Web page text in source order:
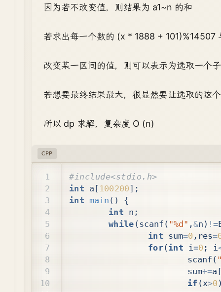
因为若不改变值，则结果为 a1~n 的和
若求出每一个数的 (x * 1888 + 101)%14507
改变某一区间的值，则可以表示为选取一个
若想要最终结果最大，很显然要让选取的这
所以 dp 求解，复杂度 O (n)
CPP
int a [ 100200];
int main ()
{
int n ;
while (scanf ( "%d" ,&n ) !=
int sum=0 , res=
for(int i=0 ; i
scanf (
sum+=a [
if (x>0 )